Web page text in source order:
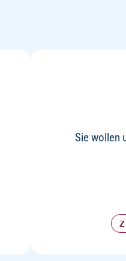
Sie wollen